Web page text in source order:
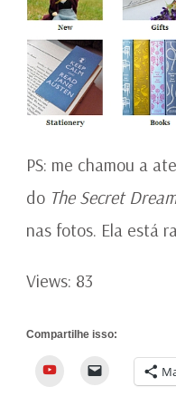
PS: me chamou a
do The Secret
nas fotos. Ela está
Views: 83
Compartilhe isso:
YouTube